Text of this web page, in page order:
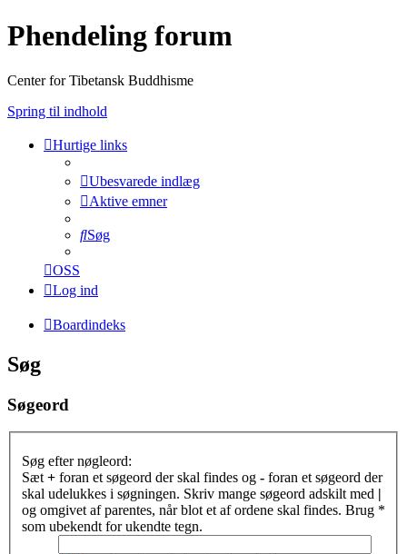
Phendeling forum
Center for Tibetansk Buddhisme
Spring til indhold
Hurtige links
Ubesvarede indlæg
Aktive emner
Søg
OSS
Log ind
Boardindeks
Søg
Søgeord
Søg efter nøgleord:
Sæt + foran et søgeord der skal findes og - foran et søgeord der
skal udelukkes i søgningen. Skriv mange søgeord adskilt med |
og omgivet af parentes, når blot et af ordene skal findes. Brug *
som ubekendt for ukendte tegn.